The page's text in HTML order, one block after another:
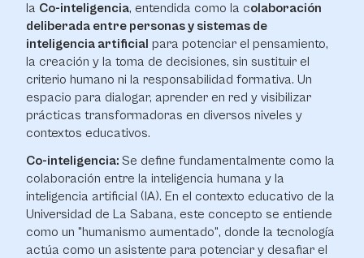
la Co-inteligencia, entendida como la colaboración
deliberada entre personas y sistemas de
inteligencia artificial para potenciar el pensamiento,
la creación y la toma de decisiones, sin sustituir el
criterio humano ni la responsabilidad formativa. Un
espacio para dialogar, aprender en red y visibilizar
prácticas transformadoras en diversos niveles y
contextos educativos.
Co-inteligencia: Se define fundamentalmente como la
colaboración entre la inteligencia humana y la
inteligencia artificial (IA). En el contexto educativo de la
Universidad de La Sabana, este concepto se entiende
como un "humanismo aumentado", donde la tecnología
actúa como un asistente para potenciar y desafiar el